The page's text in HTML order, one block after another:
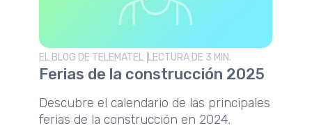
EL BLOG DE TELEMATEL LECTURA DE 3 MIN.
Ferias de la construcción 2025
Descubre el calendario de las principales
ferias de la construcción en 2024.